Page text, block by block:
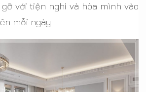
với tiện nghi và hòa mình vào
mỗi ngày.